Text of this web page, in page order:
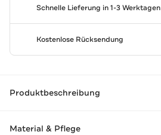
Schnelle Lieferung in 1-3 Werktagen
Kostenlose Rücksendung
Produktbeschreibung
Material & Pflege